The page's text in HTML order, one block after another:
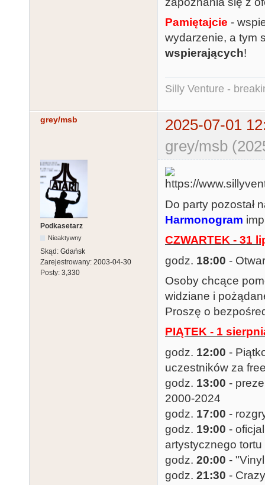
Pamiętajcie -
wydarzenie, a tym
wspierających!
Silly Venture -
grey/msb
2025-07-01
grey/msb
Podkasetarz
Nieaktywny
Skąd: Gdańsk
Zarejestrowany: 2003-04-30
Posty: 3,330
Do party pozostał
Harmonogram
CZWARTEK - 31
godz. 18:00 -
Osoby chcące
widziane i
Proszę o
PIĄTEK - 1
godz. 12:00 -
uczestników za
godz. 13:00 -
2000-2024
godz. 17:00 -
godz. 19:00 -
artystycznego
godz. 20:00 -
godz. 21:30 -